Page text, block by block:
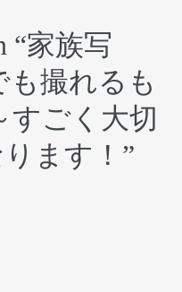
“家族写
撮れるも
すごく大切
ます！ ”